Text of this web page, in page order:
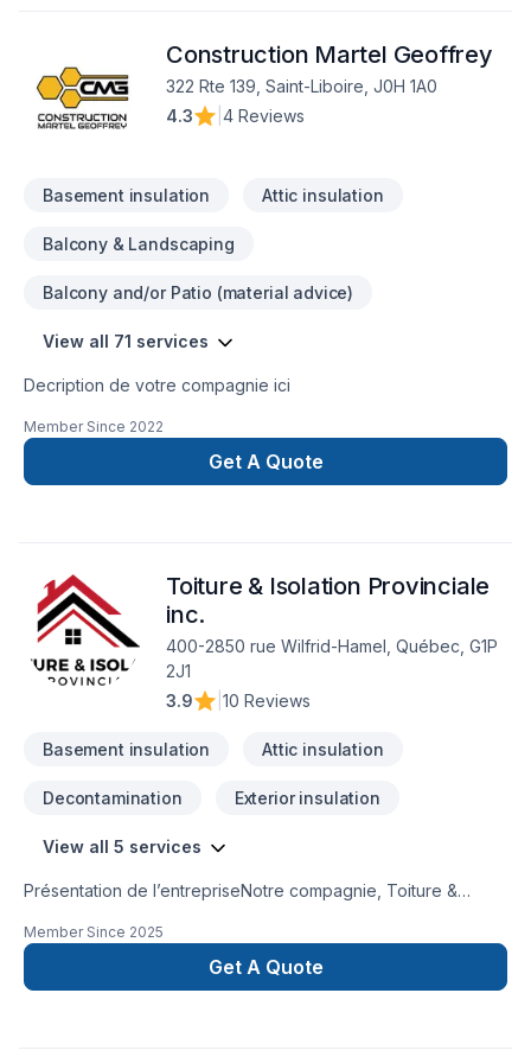
Construction Martel Geoffrey
322 Rte 139, Saint-Liboire, J0H 1A0
4.3
4 Reviews
Basement insulation Attic insulation
Balcony & Landscaping
Balcony and/or Patio (material advice)
View all 71 services
Decription de votre compagnie ici
Member Since 2022
Get A Quote
Toiture & Isolation Provinciale
inc.
400-2850 rue Wilfrid-Hamel, Québec, G1P
2J1
3.9
10 Reviews
Basement insulation Attic insulation
Decontamination Exterior insulation
View all 5 services
Présentation de l’entrepriseNotre compagnie, Toiture &
décontamination et les travaux de toiture partout au Québec.
Nous comptons déjà plusieurs centaines de clients satisfaits,
tant dans le secteur résidentiel que commercial.Notre mission
Member Since 2025
Get A Quote